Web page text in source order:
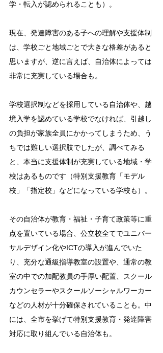
学・転入が認められることも）。
現在、発達障害のある子への理解や支援体制
は、学校ごと地域ごとで大きな格差があると
思いますが、逆に言えば、自治体によっては
非常に充実している場合も。
学校選択制などを採用している自治体や、越
境入学を認めている学校でなければ、引越し
の負担が家族全員にかかってしまうため、う
ちでは難しい選択肢でしたが、調べてみる
と、本当に支援体制が充実している地域・学
校はあるものです（特別支援教育「モデル
校」「指定校」などになっている学校も）。
その自治体が教育・福祉・子育て政策等に重
点を置いている場合、公立校全てでユニバー
サルデザイン化やICTの導入が進んでいた
り、充分な通級指導教室の設置や、通常の教
室の中での加配教員の手厚い配置、スクール
カウンセラーやスクールソーシャルワーカー
などの人材が十分確保されていることも。中
には、全市を挙げて特別支援教育・発達障害
対応に取り組んでいる自治体も。